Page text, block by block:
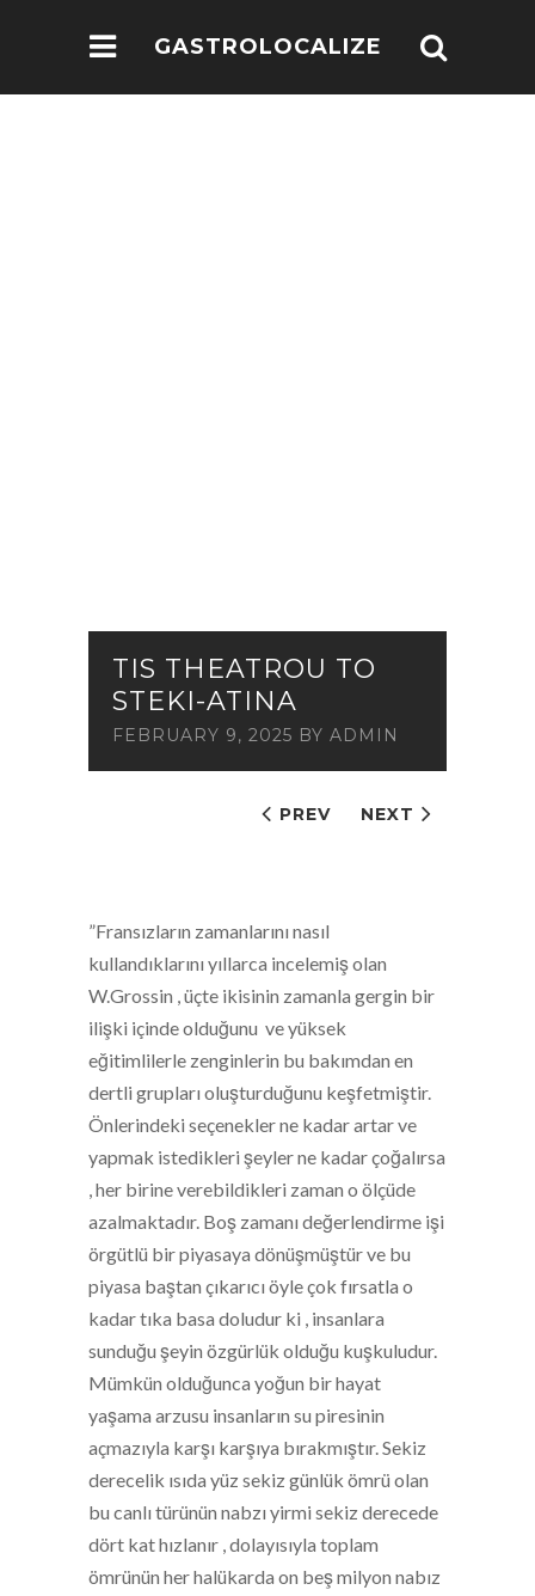
GASTROLOCALIZE
PREV NEXT
TIS THEATROU TO
STEKI-ATINA
FEBRUARY 9, 2025 BY ADMIN
”Fransızların zamanlarını nasıl
kullandıklarını yıllarca incelemiş olan
W.Grossin , üçte ikisinin zamanla gergin bir
ilişki içinde olduğunu ve yüksek
eğitimlilerle zenginlerin bu bakımdan en
dertli grupları oluşturduğunu keşfetmiştir.
Önlerindeki seçenekler ne kadar artar ve
yapmak istedikleri şeyler ne kadar çoğalırsa
, her birine verebildikleri zaman o ölçüde
azalmaktadır. Boş zamanı değerlendirme işi
örgütlü bir piyasaya dönüşmüştür ve bu
piyasa baştan çıkarıcı öyle çok fırsatla o
kadar tıka basa doludur ki , insanlara
sunduğu şeyin özgürlük olduğu kuşkuludur.
Mümkün olduğunca yoğun bir hayat
yaşama arzusu insanların su piresinin
açmazıyla karşı karşıya bırakmıştır. Sekiz
derecelik ısıda yüz sekiz günlük ömrü olan
bu canlı türünün nabzı yirmi sekiz derecede
dört kat hızlanır , dolayısıyla toplam
ömrünün her halükarda on beş milyon nabız